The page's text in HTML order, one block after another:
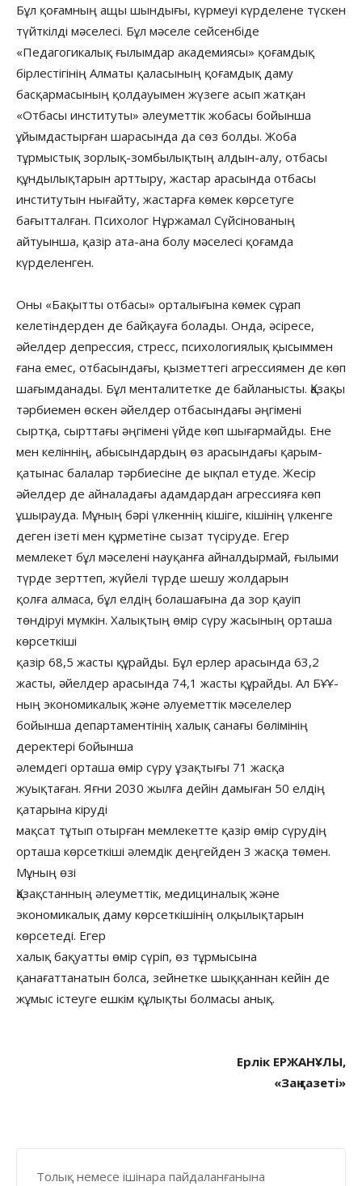
Бұл қоғамның ащы шындығы, күрмеуі күрделене түскен
түйткілді мәселесі. Бұл мәселе сейсенбіде
«Педагогикалық ғылымдар академиясы» қоғамдық
бірлестігінің Алматы қаласының қоғамдық даму
басқармасының қолдауымен жүзеге асып жатқан
«Отбасы институты» әлеуметтік жобасы бойынша
ұйымдастырған шарасында да сөз болды. Жоба
тұрмыстық зорлық-зомбылықтың алдын-алу, отбасы
құндылықтарын арттыру, жастар арасында отбасы
институтын нығайту, жастарға көмек көрсетуге
бағытталған. Психолог Нұржамал Сүйсінованың
айтуынша, қазір ата-ана болу мәселесі қоғамда
күрделенген.
Оны «Бақытты отбасы» орталығына көмек сұрап
келетіндерден де байқауға болады. Онда, әсіресе,
әйелдер депрессия, стресс, психологиялық қысыммен
ғана емес, отбасындағы, қызметтегі агрессиямен де көп
шағымданады. Бұл менталитетке де байланысты. Қазақы
тәрбиемен өскен әйелдер отбасындағы әңгімені
сыртқа, сырттағы әңгімені үйде көп шығармайды. Ене
мен келіннің, абысындардың өз арасындағы қарым-
қатынас балалар тәрбиесіне де ықпал етуде. Жесір
әйелдер де айналадағы адамдардан агрессияға көп
ұшырауда. Мұның бәрі үлкеннің кішіге, кішінің үлкенге
деген ізеті мен құрметіне сызат түсіруде. Егер
мемлекет бұл мәселені науқанға айналдырмай, ғылыми
түрде зерттеп, жүйелі түрде шешу жолдарын
қолға алмаса, бұл елдің болашағына да зор қауіп
төндіруі мүмкін. Халықтың өмір сүру жасының орташа
көрсеткіші
қазір 68,5 жасты құрайды. Бұл ерлер арасында 63,2
жасты, әйелдер арасында 74,1 жасты құрайды. Ал БҰҰ-
ның экономикалық және әлуеметтік мәселелер
бойынша департаментінің халық санағы бөлімінің
деректері бойынша
әлемдегі орташа өмір сүру ұзақтығы 71 жасқа
жуықтаған. Яғни 2030 жылға дейін дамыған 50 елдің
қатарына кіруді
мақсат тұтып отырған мемлекетте қазір өмір сүрудің
орташа көрсеткіші әлемдік деңгейден 3 жасқа төмен.
Мұның өзі
Қазақстанның әлеуметтік, медициналық және
экономикалық даму көрсеткішінің олқылықтарын
көрсетеді. Егер
халық бақуатты өмір сүріп, өз тұрмысына
қанағаттанатын болса, зейнетке шыққаннан кейін де
жұмыс істеуге ешкім құлықты болмасы анық.
Ерлік ЕРЖАНҰЛЫ,
«Заң газеті»
Толық немесе ішінара пайдаланғанына